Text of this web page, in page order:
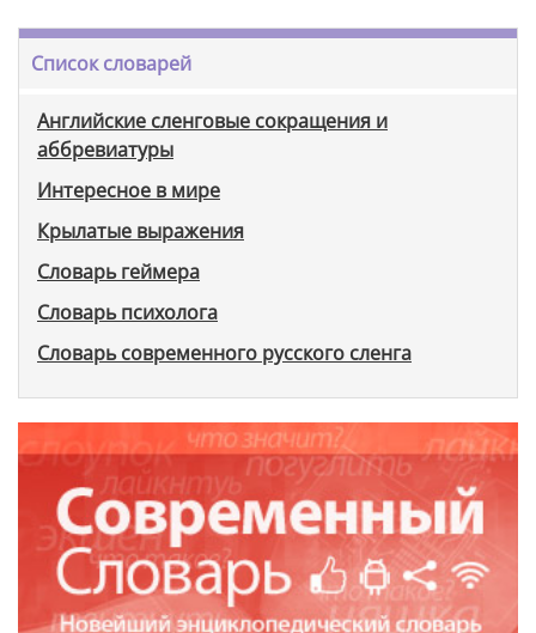
Список словарей
Английские сленговые сокращения и
аббревиатуры
Интересное в мире
Крылатые выражения
Словарь геймера
Словарь психолога
Словарь современного русского сленга